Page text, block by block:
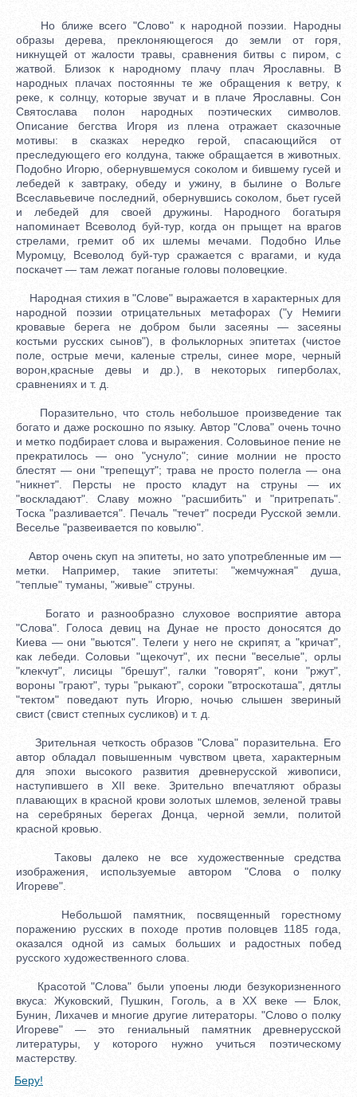
Но ближе всего "Слово" к народной поэзии. Народны
образы дерева, преклоняющегося до земли от горя,
никнущей от жалости травы, сравнения битвы с пиром, с
жатвой. Близок к народному плачу плач Ярославны. В
народных плачах постоянны те же обращения к ветру, к
реке, к солнцу, которые звучат и в плаче Ярославны. Сон
Святослава полон народных поэтических символов.
Описание бегства Игоря из плена отражает сказочные
мотивы: в сказках нередко герой, спасающийся от
преследующего его колдуна, также обращается в животных.
Подобно Игорю, обернувшемуся соколом и бившему гусей и
лебедей к завтраку, обеду и ужину, в былине о Вольге
Всеславьевиче последний, обернувшись соколом, бьет гусей
и лебедей для своей дружины. Народного богатыря
напоминает Всеволод буй-тур, когда он прыщет на врагов
стрелами, гремит об их шлемы мечами. Подобно Илье
Муромцу, Всеволод буй-тур сражается с врагами, и куда
поскачет — там лежат поганые головы половецкие.
Народная стихия в "Слове" выражается в характерных для
народной поэзии отрицательных метафорах ("у Немиги
кровавые берега не добром были засеяны — засеяны
костьми русских сынов"), в фольклорных эпитетах (чистое
поле, острые мечи, каленые стрелы, синее море, черный
ворон,красные девы и др.), в некоторых гиперболах,
сравнениях и т. д.
Поразительно, что столь небольшое произведение так
богато и даже роскошно по языку. Автор "Слова" очень точно
и метко подбирает слова и выражения. Соловьиное пение не
прекратилось — оно "уснуло"; синие молнии не просто
блестят — они "трепещут"; трава не просто полегла — она
"никнет". Персты не просто кладут на струны — их
"воскладают". Славу можно "расшибить" и "притрепать".
Тоска "разливается". Печаль "течет" посреди Русской земли.
Веселье "развеивается по ковылю".
Автор очень скуп на эпитеты, но зато употребленные им —
метки. Например, такие эпитеты: "жемчужная" душа,
"теплые" туманы, "живые" струны.
Богато и разнообразно слуховое восприятие автора
"Слова". Голоса девиц на Дунае не просто доносятся до
Киева — они "вьются". Телеги у него не скрипят, а "кричат",
как лебеди. Соловьи "щекочут", их песни "веселые", орлы
"клекчут", лисицы "брешут", галки "говорят", кони "ржут",
вороны "грают", туры "рыкают", сороки "втроскоташа", дятлы
"тектом" поведают путь Игорю, ночью слышен звериный
свист (свист степных сусликов) и т. д.
Зрительная четкость образов "Слова" поразительна. Его
автор обладал повышенным чувством цвета, характерным
для эпохи высокого развития древнерусской живописи,
наступившего в XII веке. Зрительно впечатляют образы
плавающих в красной крови золотых шлемов, зеленой травы
на серебряных берегах Донца, черной земли, политой
красной кровью.
Таковы далеко не все художественные средства
изображения, используемые автором "Слова о полку
Игореве".
Небольшой памятник, посвященный горестному
поражению русских в походе против половцев 1185 года,
оказался одной из самых больших и радостных побед
русского художественного слова.
Красотой "Слова" были упоены люди безукоризненного
вкуса: Жуковский, Пушкин, Гоголь, а в XX веке — Блок,
Бунин, Лихачев и многие другие литераторы. "Слово о полку
Игореве" — это гениальный памятник древнерусской
литературы, у которого нужно учиться поэтическому
мастерству.
Беру!